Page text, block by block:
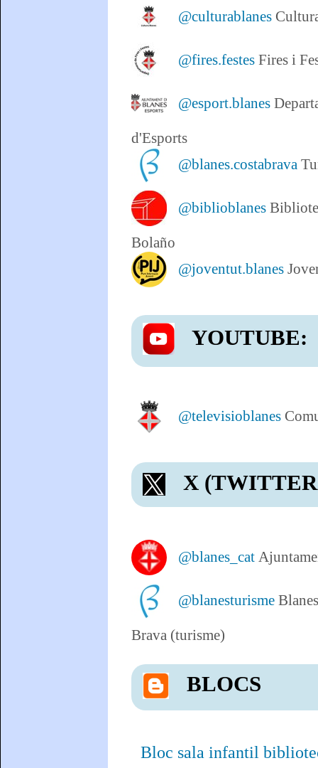
@culturablanes
@fires.festesFires i
@esport.blanes
d'Esports
@blanes.costabrava
@biblioblanes
Bolaño
@joventut.blanes
YOUTUBE:
@televisioblanes
X
@blanes_cat
@blanesturisme
Brava (turisme)
BLOCS
Bloc sala infantil